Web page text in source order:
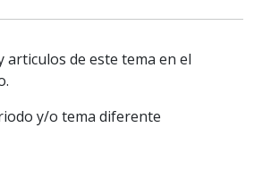
articulos de este tema en el
y/o tema diferente